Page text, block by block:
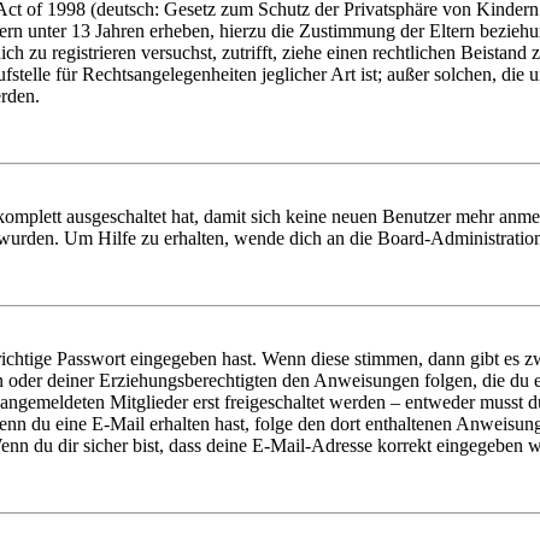
of 1998 (deutsch: Gesetz zum Schutz der Privatsphäre von
unter 13 Jahren erheben, hierzu die Zustimmung der Eltern
zu registrieren versuchst, zutrifft, ziehe einen rechtlichen
für Rechtsangelegenheiten jeglicher Art ist; außer solchen,
ausgeschaltet hat, damit sich keine neuen Benutzer mehr
Um Hilfe zu erhalten, wende dich an die Board-
Passwort eingegeben hast. Wenn diese stimmen, dann gibt es
deiner Erziehungsberechtigten den Anweisungen folgen, die
Mitglieder erst freigeschaltet werden – entweder musst
du eine E-Mail erhalten hast, folge den dort enthaltenen
du dir sicher bist, dass deine E-Mail-Adresse korrekt eingegeben